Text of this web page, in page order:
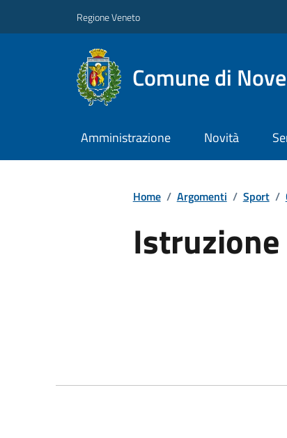
Regione Veneto
Comune di
Amministrazione Novità
Home / Argomenti / Sport /
Istruzione